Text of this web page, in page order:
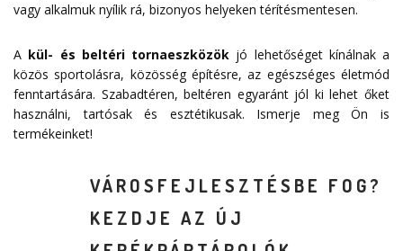
vagy alkalmuk nyílik rá, bizonyos helyeken térítésmentesen.
A kül- és beltéri tornaeszközök jó lehetőséget kínálnak a
közös sportolásra, közösség építésre, az egészséges életmód
fenntartására. Szabadtéren, beltéren egyaránt jól ki lehet őket
használni, tartósak és esztétikusak. Ismerje meg Ön is
termékeinket!
VÁROSFEJLESZTÉSBE FOG?
KEZDJE AZ ÚJ